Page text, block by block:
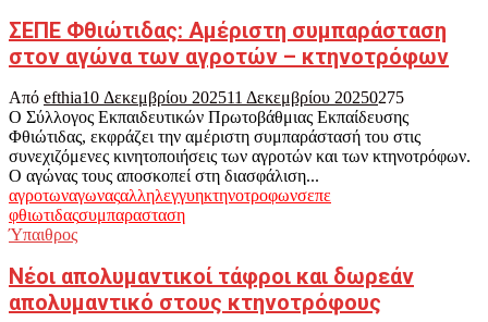
ΣΕΠΕ Φθιώτιδας: Αμέριστη συμπαράσταση
στον αγώνα των αγροτών – κτηνοτρόφων
Από efthia10 Δεκεμβρίου 202511 Δεκεμβρίου 20250275
Ο Σύλλογος Εκπαιδευτικών Πρωτοβάθμιας Εκπαίδευσης
Φθιώτιδας, εκφράζει την αμέριστη συμπαράστασή του στις
συνεχιζόμενες κινητοποιήσεις των αγροτών και των κτηνοτρόφων.
Ο αγώνας τους αποσκοπεί στη διασφάλιση...
αγροτωναγωναςαλληλεγγυηκτηνοτροφωνσεπε
φθιωτιδαςσυμπαρασταση
Ύπαιθρος
Νέοι απολυμαντικοί τάφροι και δωρεάν
απολυμαντικό στους κτηνοτρόφους